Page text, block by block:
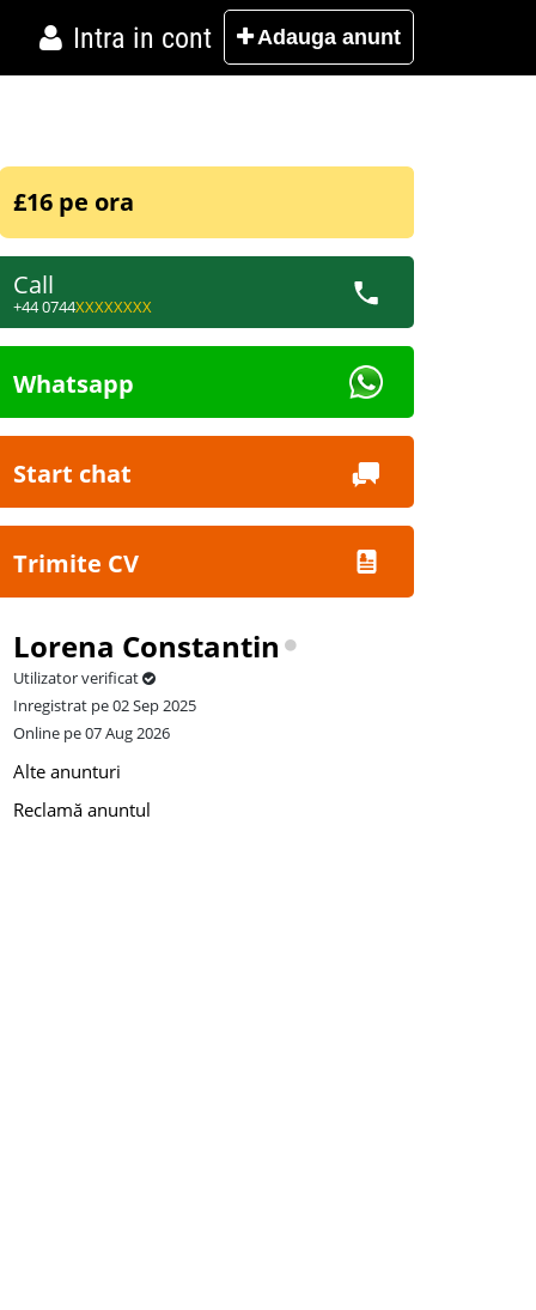
Intra in cont Adauga anunt
£16 pe ora
Call
+44 0744XXXXXXXX
Whatsapp
Start chat
Trimite CV
Lorena Constantin
Utilizator verificat
Inregistrat pe 02 Sep 2025
Online pe 07 Aug 2026
Alte anunturi
Reclamă anuntul